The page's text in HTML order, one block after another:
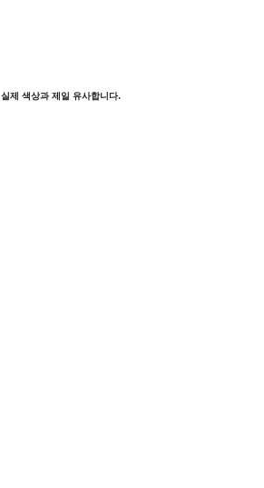
실제 색상과 제일 유사합니다.